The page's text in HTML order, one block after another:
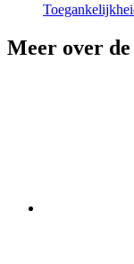
Meer over